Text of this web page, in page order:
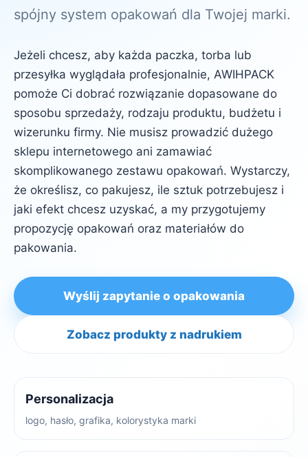
spójny system opakowań dla Twojej marki.
Jeżeli chcesz, aby każda paczka, torba lub
przesyłka wyglądała profesjonalnie, AWIHPACK
pomoże Ci dobrać rozwiązanie dopasowane do
sposobu sprzedaży, rodzaju produktu, budżetu i
wizerunku firmy. Nie musisz prowadzić dużego
sklepu internetowego ani zamawiać
skomplikowanego zestawu opakowań. Wystarczy,
że określisz, co pakujesz, ile sztuk potrzebujesz i
jaki efekt chcesz uzyskać, a my przygotujemy
propozycję opakowań oraz materiałów do
pakowania.
Wyślij zapytanie o opakowania
Zobacz produkty z nadrukiem
Personalizacja
logo, hasło, grafika, kolorystyka marki